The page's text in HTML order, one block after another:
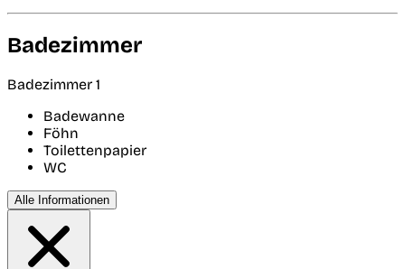
Badezimmer
Badezimmer 1
Badewanne
Föhn
Toilettenpapier
WC
Alle Informationen